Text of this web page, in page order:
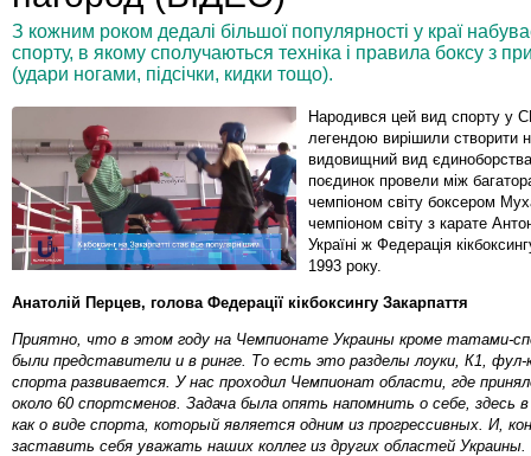
З кожним роком дедалі більшої популярності у краї
спорту, в якому сполучаються техніка і правила боксу з
(удари ногами, підсічки, кидки тощо).
Народився цей вид спорту у
легендою вирішили створити
видовищний вид
поєдинок провели між
чемпіоном світу боксером
чемпіоном світу з карате
Україні ж Федерація
1993 року.
Анатолій Перцев, голова Федерації кікбоксингу Закарпаття
Приятно, что в этом году на Чемпионате Украины кроме татами-
были представители и в ринге. То есть это разделы лоуки, К1,
спорта развивается. У нас проходил Чемпионат области, где
около 60 спортсменов. Задача была опять напомнить о себе, здесь
как о виде спорта, который является одним из прогрессивных. И,
заставить себя уважать наших коллег из других областей Украины.